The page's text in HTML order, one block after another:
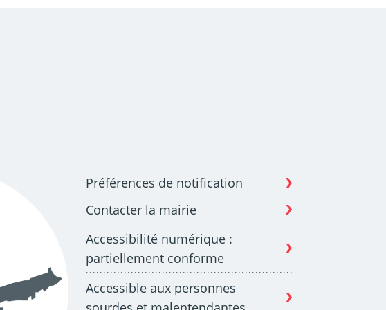
Préférences de notification
Contacter la mairie
Accessibilité numérique :
partiellement conforme
Accessible aux personnes